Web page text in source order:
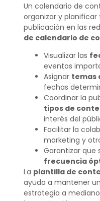
Un calendario de
organizar y
publicación en las
de calendario de
Visualizar las
eventos
Asignar temas
fechas
Coordinar la
tipos de
interés del
Facilitar la
marketing y
Garantizar que
frecuencia
La plantilla de
ayuda a mantener
estrategia a